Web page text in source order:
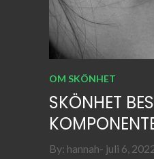
OM SKÖNHET
SKÖNHET
By: hannah Posted
juli 6,